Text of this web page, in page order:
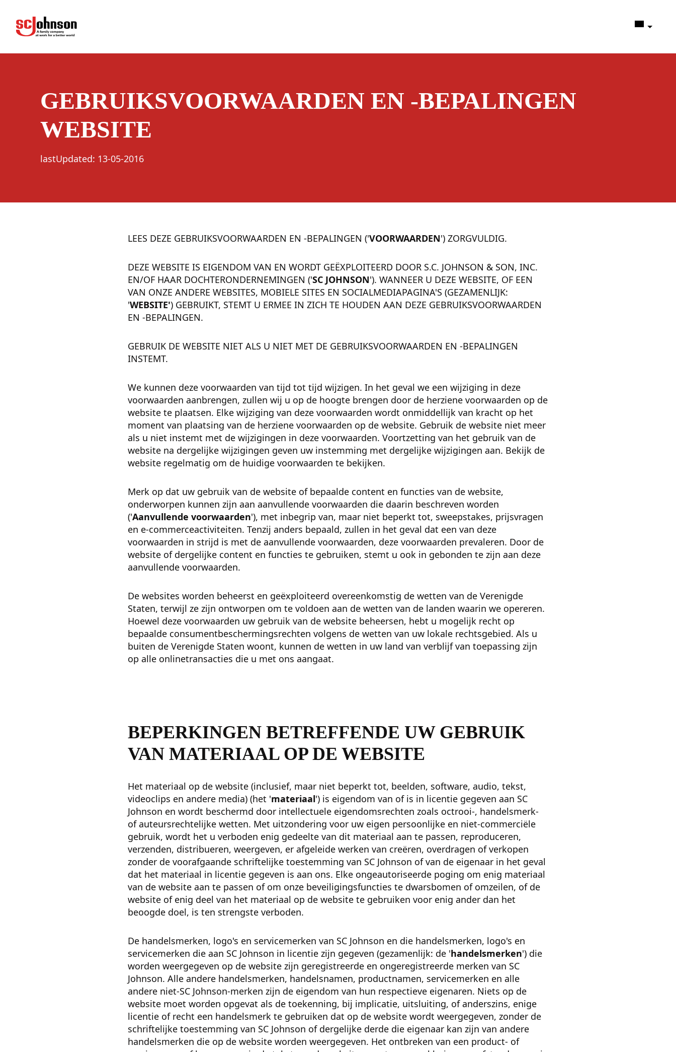
(Opens in a new tab)
GEBRUIKSVOORWAARDEN EN -BEPALINGEN
WEBSITE
lastUpdated: 13-05-2016
LEES DEZE GEBRUIKSVOORWAARDEN EN -BEPALINGEN ('VOORWAARDEN') ZORGVULDIG.
DEZE WEBSITE IS EIGENDOM VAN EN WORDT GEËXPLOITEERD DOOR S.C. JOHNSON & SON, INC.
EN/OF HAAR DOCHTERONDERNEMINGEN ('SC JOHNSON'). WANNEER U DEZE WEBSITE, OF EEN
VAN ONZE ANDERE WEBSITES, MOBIELE SITES EN SOCIALMEDIAPAGINA'S (GEZAMENLIJK:
'WEBSITE') GEBRUIKT, STEMT U ERMEE IN ZICH TE HOUDEN AAN DEZE GEBRUIKSVOORWAARDEN
EN -BEPALINGEN.
GEBRUIK DE WEBSITE NIET ALS U NIET MET DE GEBRUIKSVOORWAARDEN EN -BEPALINGEN
INSTEMT.
We kunnen deze voorwaarden van tijd tot tijd wijzigen. In het geval we een wijziging in deze
voorwaarden aanbrengen, zullen wij u op de hoogte brengen door de herziene voorwaarden op de
website te plaatsen. Elke wijziging van deze voorwaarden wordt onmiddellijk van kracht op het
moment van plaatsing van de herziene voorwaarden op de website. Gebruik de website niet meer
als u niet instemt met de wijzigingen in deze voorwaarden. Voortzetting van het gebruik van de
website na dergelijke wijzigingen geven uw instemming met dergelijke wijzigingen aan. Bekijk de
website regelmatig om de huidige voorwaarden te bekijken.
Merk op dat uw gebruik van de website of bepaalde content en functies van de website,
onderworpen kunnen zijn aan aanvullende voorwaarden die daarin beschreven worden
('Aanvullende voorwaarden'), met inbegrip van, maar niet beperkt tot, sweepstakes, prijsvragen
en e-commerceactiviteiten. Tenzij anders bepaald, zullen in het geval dat een van deze
voorwaarden in strijd is met de aanvullende voorwaarden, deze voorwaarden prevaleren. Door de
website of dergelijke content en functies te gebruiken, stemt u ook in gebonden te zijn aan deze
aanvullende voorwaarden.
De websites worden beheerst en geëxploiteerd overeenkomstig de wetten van de Verenigde
Staten, terwijl ze zijn ontworpen om te voldoen aan de wetten van de landen waarin we opereren.
Hoewel deze voorwaarden uw gebruik van de website beheersen, hebt u mogelijk recht op
bepaalde consumentbeschermingsrechten volgens de wetten van uw lokale rechtsgebied. Als u
buiten de Verenigde Staten woont, kunnen de wetten in uw land van verblijf van toepassing zijn
op alle onlinetransacties die u met ons aangaat.
BEPERKINGEN BETREFFENDE UW GEBRUIK
VAN MATERIAAL OP DE WEBSITE
Het materiaal op de website (inclusief, maar niet beperkt tot, beelden, software, audio, tekst,
videoclips en andere media) (het 'materiaal') is eigendom van of is in licentie gegeven aan SC
Johnson en wordt beschermd door intellectuele eigendomsrechten zoals octrooi-, handelsmerk-
of auteursrechtelijke wetten. Met uitzondering voor uw eigen persoonlijke en niet-commerciële
gebruik, wordt het u verboden enig gedeelte van dit materiaal aan te passen, reproduceren,
verzenden, distribueren, weergeven, er afgeleide werken van creëren, overdragen of verkopen
zonder de voorafgaande schriftelijke toestemming van SC Johnson of van de eigenaar in het geval
dat het materiaal in licentie gegeven is aan ons. Elke ongeautoriseerde poging om enig materiaal
van de website aan te passen of om onze beveiligingsfuncties te dwarsbomen of omzeilen, of de
website of enig deel van het materiaal op de website te gebruiken voor enig ander dan het
beoogde doel, is ten strengste verboden.
De handelsmerken, logo's en servicemerken van SC Johnson en die handelsmerken, logo's en
servicemerken die aan SC Johnson in licentie zijn gegeven (gezamenlijk: de 'handelsmerken') die
worden weergegeven op de website zijn geregistreerde en ongeregistreerde merken van SC
Johnson. Alle andere handelsmerken, handelsnamen, productnamen, servicemerken en alle
andere niet-SC Johnson-merken zijn de eigendom van hun respectieve eigenaren. Niets op de
website moet worden opgevat als de toekenning, bij implicatie, uitsluiting, of anderszins, enige
licentie of recht een handelsmerk te gebruiken dat op de website wordt weergegeven, zonder de
schriftelijke toestemming van SC Johnson of dergelijke derde die eigenaar kan zijn van andere
handelsmerken die op de website worden weergegeven. Het ontbreken van een product- of